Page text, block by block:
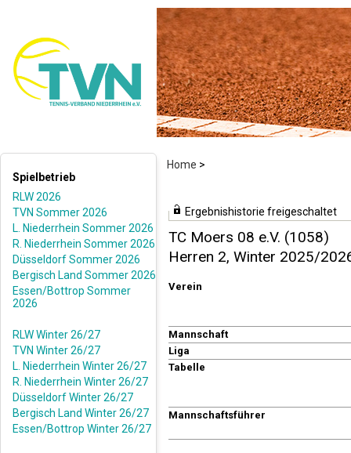
Home >
Spielbetrieb
RLW 2026
TVN Sommer 2026
L. Niederrhein Sommer 2026
R. Niederrhein Sommer 2026
Düsseldorf Sommer 2026
Bergisch Land Sommer 2026
Essen/Bottrop Sommer
2026
RLW Winter 26/27
TVN Winter 26/27
L. Niederrhein Winter 26/27
R. Niederrhein Winter 26/27
Düsseldorf Winter 26/27
Bergisch Land Winter 26/27
Essen/Bottrop Winter 26/27
Ergebnishistorie freigeschaltet
TC Moers 08 e.V. (1058)
Herren 2, Winter 2025/
Verein
Mannschaft
Liga
Tabelle
Mannschaftsführer